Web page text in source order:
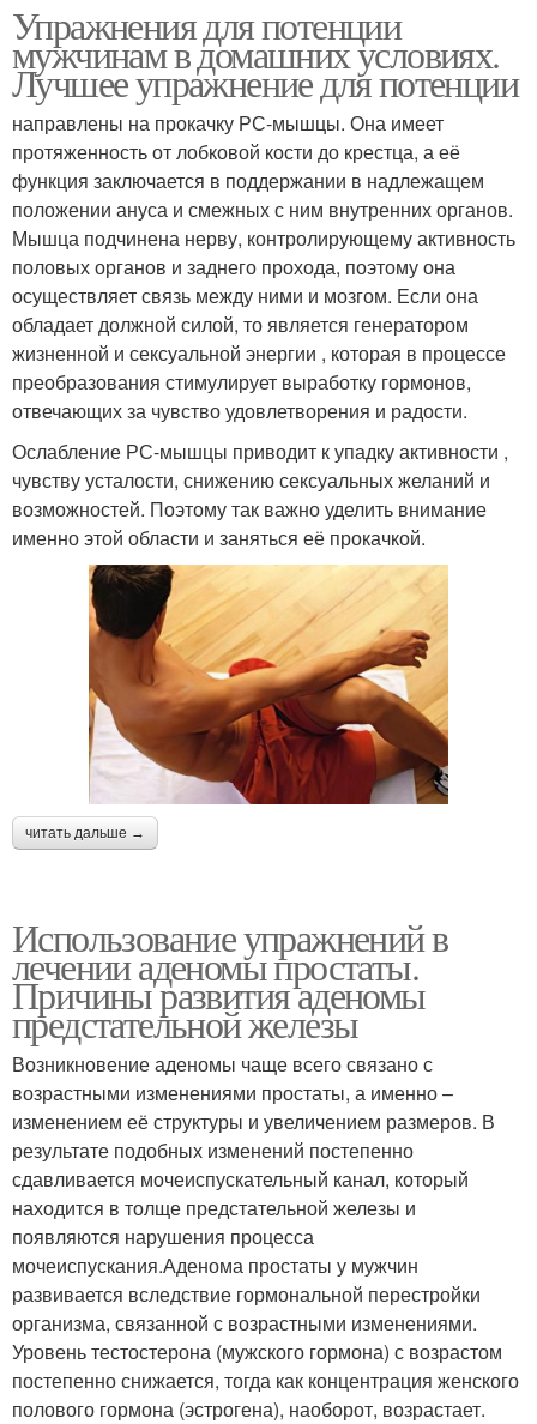
Упражнения для потенции
мужчинам в домашних условиях.
Лучшее упражнение для потенции
направлены на прокачку РС-мышцы. Она имеет
протяженность от лобковой кости до крестца, а её
функция заключается в поддержании в надлежащем
положении ануса и смежных с ним внутренних органов.
Мышца подчинена нерву, контролирующему активность
половых органов и заднего прохода, поэтому она
осуществляет связь между ними и мозгом. Если она
обладает должной силой, то является генератором
жизненной и сексуальной энергии , которая в процессе
преобразования стимулирует выработку гормонов,
отвечающих за чувство удовлетворения и радости.
Ослабление РС-мышцы приводит к упадку активности ,
чувству усталости, снижению сексуальных желаний и
возможностей. Поэтому так важно уделить внимание
именно этой области и заняться её прокачкой.
читать дальше →
Использование упражнений в
лечении аденомы простаты.
Причины развития аденомы
предстательной железы
Возникновение аденомы чаще всего связано с
возрастными изменениями простаты, а именно –
изменением её структуры и увеличением размеров. В
результате подобных изменений постепенно
сдавливается мочеиспускательный канал, который
находится в толще предстательной железы и
появляются нарушения процесса
мочеиспускания.Аденома простаты у мужчин
развивается вследствие гормональной перестройки
организма, связанной с возрастными изменениями.
Уровень тестостерона (мужского гормона) с возрастом
постепенно снижается, тогда как концентрация женского
полового гормона (эстрогена), наоборот, возрастает.